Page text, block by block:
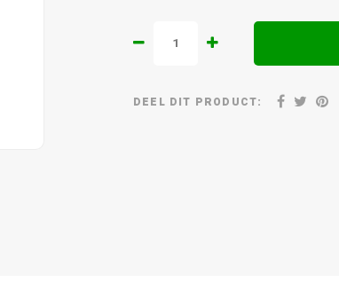
DEEL DIT PRODUCT: